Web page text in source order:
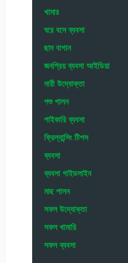
খামার
ঘরে বসে ব্যবসা
ছাদ বাগান
জনপ্রিয় ব্যবসা আইডিয়া
নারী উদ্যোক্তা
পশু পালন
পাইকারি ব্যবসা
ফ্রিল্যান্সিং টিপস
ব্যবসা
ব্যবসা গাইডলাইন
মাছ পালন
সফল উদ্যোক্তা
সফল খামারি
সফল ব্যবসা